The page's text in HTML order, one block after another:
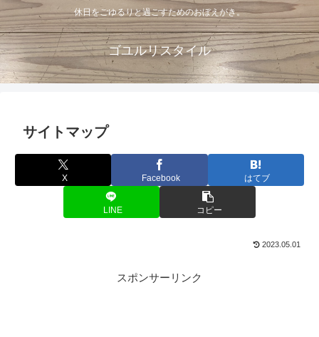
休日をごゆるりと過ごすためのおぼえがき。
ゴユルリスタイル
サイトマップ
X Facebook はてブ
LINE コピー
2023.05.01
スポンサーリンク